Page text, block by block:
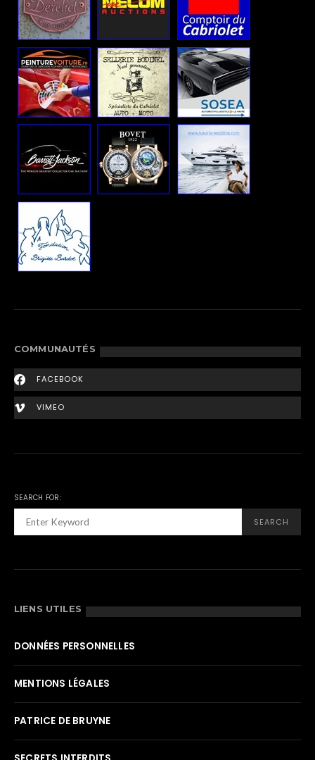
COMMUNAUTÉS
FACEBOOK
VIMEO
SEARCH FOR:
SEARCH
LIENS UTILES
DONNÉES PERSONNELLES
MENTIONS LÉGALES
PATRICE DE BRUYNE